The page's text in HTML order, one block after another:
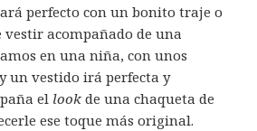
perfecto con un bonito traje o
acompañado de una
en una niña, con unos
un vestido irá perfecta y
el look de una chaqueta de
ese toque más original.